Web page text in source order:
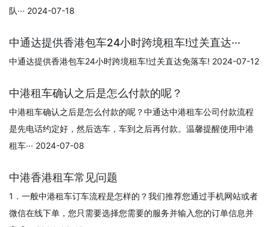
队··· 2024-07-18
中通达提供香港包车24小时跨境租车!过关直达···
中通达提供香港包车24小时跨境租车!过关直达免落车! 2024-07-12
中港租车确认之后是怎么付款的呢？
中港租车确认之后是怎么付款的呢？中通达中港租车公司付款流程
是先电话约定好，然后选车，车到之后再付款。温馨提醒使用中港
租车··· 2024-07-08
中港香港租车常见问题
1．一般中港租车订车流程是怎样的？我们推荐您通过手机网站或者
微信在线下单，您只需要选择您需要的服务并输入您的订单信息并